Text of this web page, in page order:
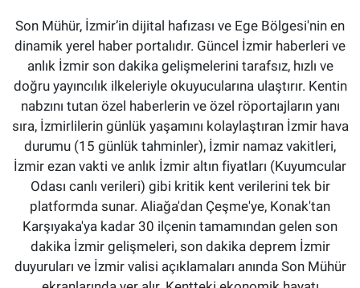
Son Mühür, İzmir’in dijital hafızası ve Ege Bölgesi'nin en
dinamik yerel haber portalıdır. Güncel İzmir haberleri ve
anlık İzmir son dakika gelişmelerini tarafsız, hızlı ve
doğru yayıncılık ilkeleriyle okuyucularına ulaştırır. Kentin
nabzını tutan özel haberlerin ve özel röportajların yanı
sıra, İzmirlilerin günlük yaşamını kolaylaştıran İzmir hava
durumu (15 günlük tahminler), İzmir namaz vakitleri,
İzmir ezan vakti ve anlık İzmir altın fiyatları (Kuyumcular
Odası canlı verileri) gibi kritik kent verilerini tek bir
platformda sunar. Aliağa'dan Çeşme'ye, Konak'tan
Karşıyaka'ya kadar 30 ilçenin tamamından gelen son
dakika İzmir gelişmeleri, son dakika deprem İzmir
duyuruları ve İzmir valisi açıklamaları anında Son Mühür